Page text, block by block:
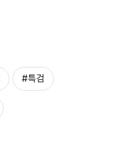
#특검